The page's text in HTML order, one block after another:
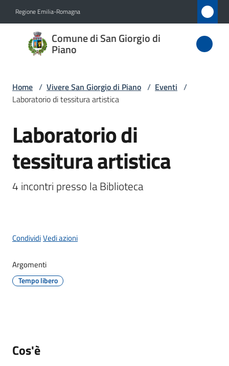
Regione Emilia-Romagna
Comune di San Giorgio di
Piano
Comune
di San
di Piano
Amministrazione
Novità
Servizi
Giorgio
di
Menu selezionato
Home / Vivere San Giorgio di Piano / Eventi /
Laboratorio di tessitura artistica
Salta al contenuto
Laboratorio di
tessitura artistica
4 incontri presso la Biblioteca
CondividiVedi azioni
Argomenti
Tempo libero
Cos'è